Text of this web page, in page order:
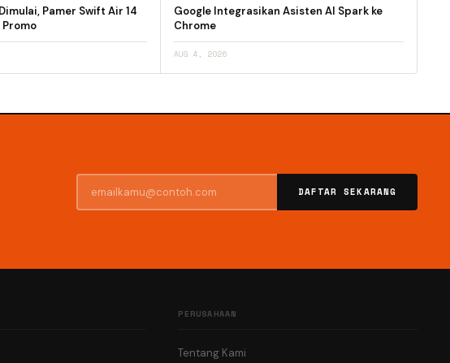
Pamer Swift Air 14
Promo
Google Integrasikan Asisten AI Spark ke
Chrome
AUG 4, 2026
DAFTAR SEKARANG
PERUSAHAAN
Tentang Kami